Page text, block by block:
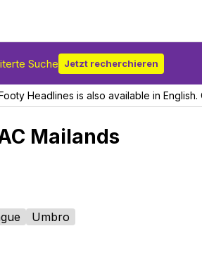
Suche Jetzt recherchieren
Headlines is also available in
Mailands
Umbro